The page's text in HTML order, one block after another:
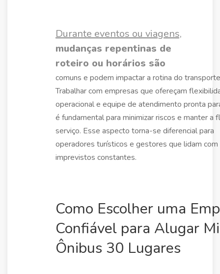
Durante eventos ou viagens,
mudanças repentinas de
roteiro ou horários são
comuns e podem impactar a rotina do
Trabalhar com empresas que ofereçam
operacional e equipe de atendimento pronta
é fundamental para minimizar riscos e manter a
serviço. Esse aspecto torna-se diferencial para
operadores turísticos e gestores que lidam com
imprevistos constantes.
Como Escolher uma
Confiável para Alugar
Ônibus 30 Lugares